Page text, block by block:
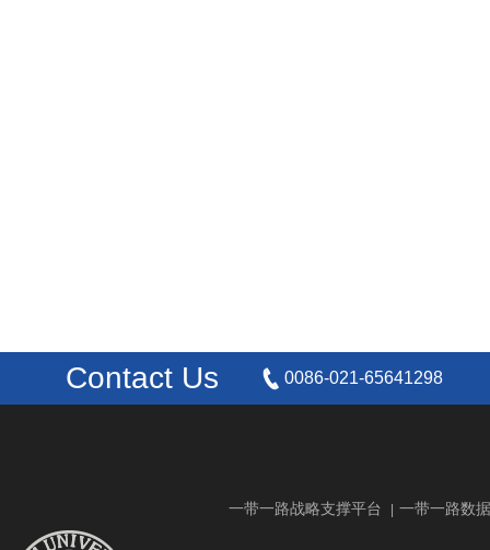
Contact Us 0086-021-65641298
一带一路战略支撑平台 一带一路数